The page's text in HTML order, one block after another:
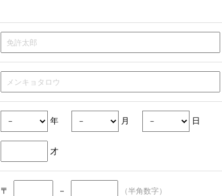
年 月 日
才
〒 － （半角数字）